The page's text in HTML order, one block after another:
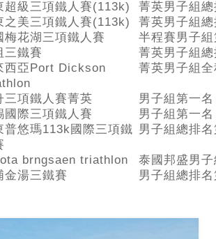
超級三項鐵人賽(113k)
菁英男子組
之美三項鐵人賽(113k)
菁英男子組
梅花湖三項鐵人賽
半程賽男子
三鐵賽
菁英男子組
西亞Port Dickson
菁英男子組
三項鐵人賽菁英
男子組第一名
國際三項鐵人賽
男子組第一名
普悠瑪113k國際三項鐵 男子組總排
brngsaen triathlon
泰國邦盛男
金湯三鐵賽 男子組總排